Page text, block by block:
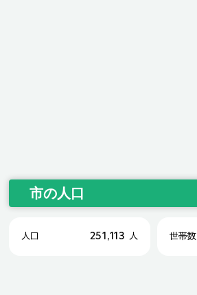
市の人口
人口 251,113 人 世帯数